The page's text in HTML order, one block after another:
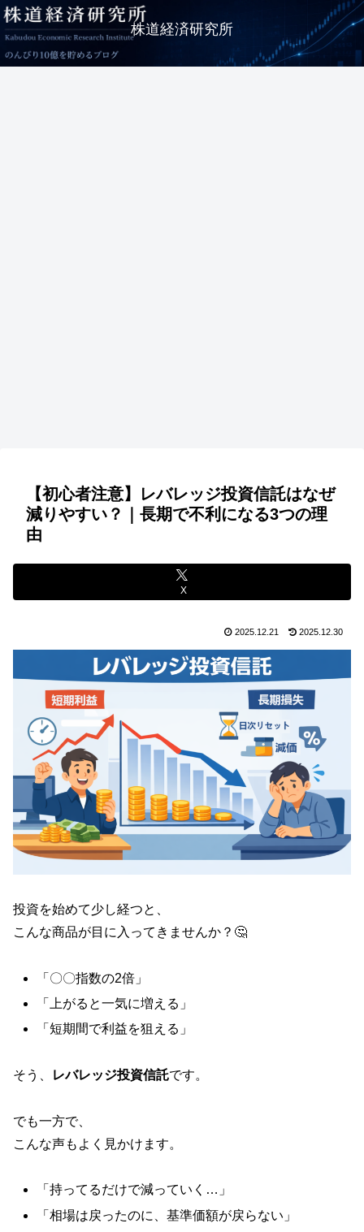
株道経済研究所
【初心者注意】レバレッジ投資信託はなぜ
減りやすい？｜長期で不利になる3つの理
由
X
2025.12.21 2025.12.30
投資を始めて少し経つと、
こんな商品が目に入ってきませんか？🤔
「〇〇指数の2倍」
「上がると一気に増える」
「短期間で利益を狙える」
そう、 レバレッジ投資信託です。
でも一方で、
こんな声もよく見かけます。
「持ってるだけで減っていく…」
「相場は戻ったのに、基準価額が戻らない」